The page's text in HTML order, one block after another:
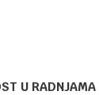
U RADNJAMA